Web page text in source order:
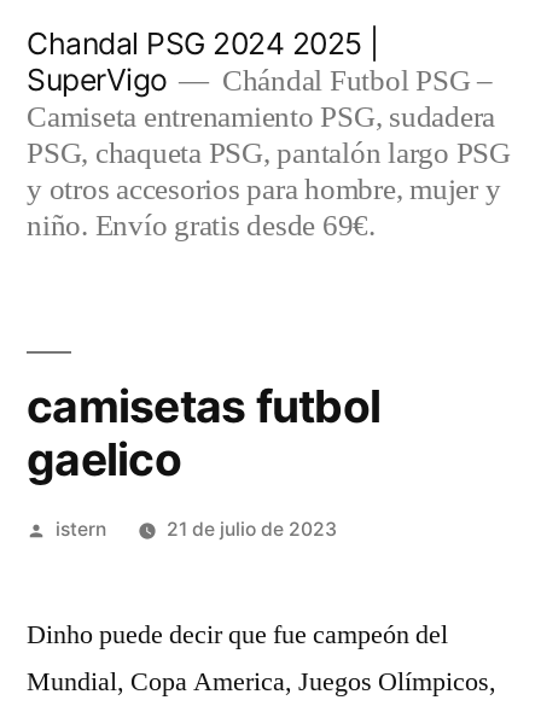
contenido
Chandal PSG 2024 2025 |
SuperVigo
Chándal Futbol PSG –
Camiseta entrenamiento PSG, sudadera
PSG, chaqueta PSG, pantalón largo PSG
y otros accesorios para hombre, mujer y
niño. Envío gratis desde 69€.
camisetas futbol
gaelico
Publicado
istern 21 de julio de 2023
Dinho puede decir que fue campeón del
Mundial, Copa America, Juegos Olímpicos,